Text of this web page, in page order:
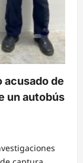
acusado de
un autobús